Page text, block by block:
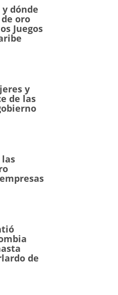
dónde
oro
Juegos
y
de las
de